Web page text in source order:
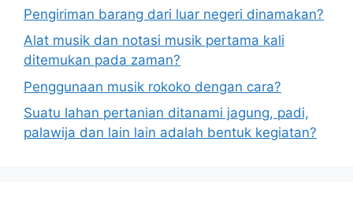
Pengiriman barang dari luar negeri dinamakan?
Alat musik dan notasi musik pertama kali
ditemukan pada zaman?
Penggunaan musik rokoko dengan cara?
Suatu lahan pertanian ditanami jagung, padi,
palawija dan lain lain adalah bentuk kegiatan?